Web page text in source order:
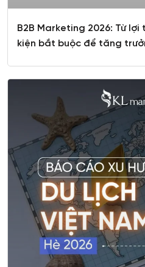
B2B Marketing 2026: Từ
kiện bắt buộc để tăng